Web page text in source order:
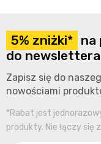
5% zniżki* na
do
Zapisz się do
nowościami
*Rabat jest
produkty. Nie łączy się